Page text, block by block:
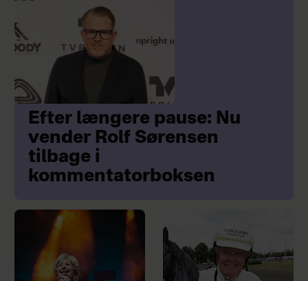
Efter længere pause: Nu
vender Rolf Sørensen
tilbage i
kommentatorboksen